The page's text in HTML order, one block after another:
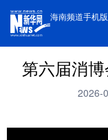
海南频道手机版
第六届消
2026-